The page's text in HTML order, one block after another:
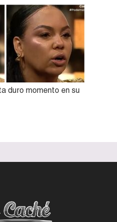
duro momento en su